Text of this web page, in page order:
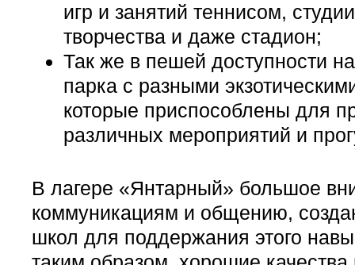
игр и занятий теннисом,
творчества и даже стадион;
Так же в пешей доступности
парка с разными
которые приспособлены для
различных мероприятий и
В лагере «Янтарный» большое
коммуникациям и общению,
школ для поддержания этого